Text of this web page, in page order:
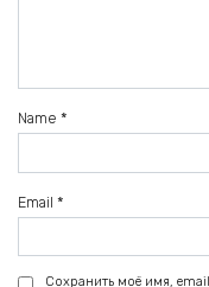
Name *
Email *
Сохранить моё имя,